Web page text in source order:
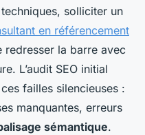
solliciter un
en référencement
redresser la barre avec
L’audit SEO initial
failles silencieuses :
manquantes, erreurs
sémantique.